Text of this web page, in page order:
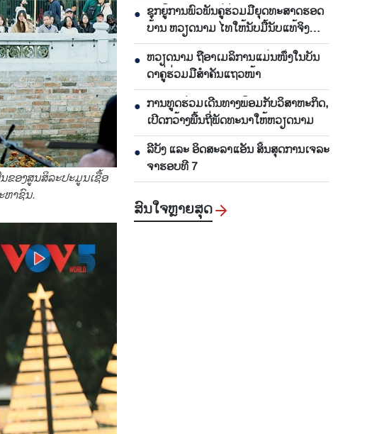
ຂອງສູນສິລະປະມູນເຊື້ອ
ຫາຊົນ.
● ຊຸກ​ຍູ້​ການ​ພົວ​ພັນ​ຄູ່​ຮ່ວມ​ມື​ຍຸດ​ທະ​ສາດ​ຮອດ​
ບ້ານ ຫວຽດ​ນາມ ໄທ​ໃຫ້​ນັບ​ມື້​ນັບ​ແທ້​ຈິງ
ແລະ ມີ​ປະ​ສິດ​ທິ​ຜົນ
● ຫ​ວຽດ​ນາມ ຖື​ອາ​ເມ​ລິ​ການ​ແມ່ນ​ໜຶ່ງ​ໃນ​ບັນ​
ດາ​ຄູ່​ຮ່ວມ​ມື​ສຳ​ຄັນ​ແຖວ​ໜ້າ
● ການ​ທູດ​ຮ່ວມ​ເດີນ​ທາງ​ພ້ອມກັບ​ວິ​ສາ​ຫະ​ກ​ິດ,
ເປີດກວ້າງ​ພື້ນ​ຖີ່​ພັດ​ທະ​ນາ​ໃຫ້​ຫວຽດ​ນາມ
● ລີ​ບັງ ແລະ ອິດ​ສະ​ລາ​ແອັນ ສິ້ນ​ສຸດ​ການ​ເຈ​ລະ​
ຈາ​ຮອບ​ທີ 7
ສົນ​ໃຈ​ຫຼາຍ​ສຸດ